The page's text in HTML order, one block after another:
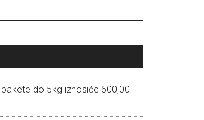
do 5kg iznosiće 600,00